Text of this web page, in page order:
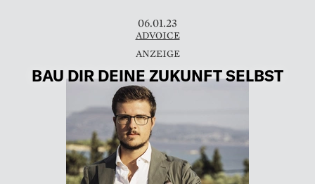
06.01.23
ADVOICE
BAU DIR DEINE ZUKUNFT SELBST